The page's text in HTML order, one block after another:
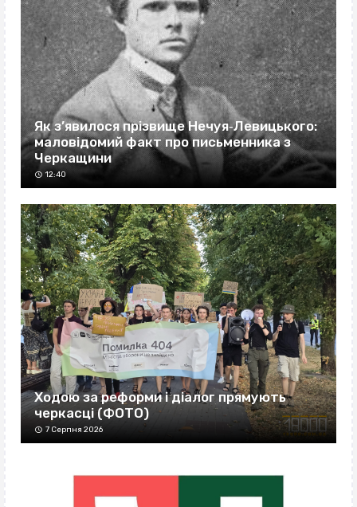
Як з’явилося прізвище Нечуя‐Левицького:
маловідомий факт про письменника з
Черкащини
12:40
Ходою за реформи і діалог прямують
черкасці (ФОТО)
7 Серпня 2026